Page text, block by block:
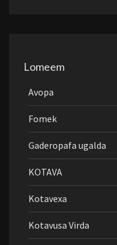
Lomeem
Avopa
Fomek
Gaderopafa ugalda
KOTAVA
Kotavexa
Kotavusa Virda